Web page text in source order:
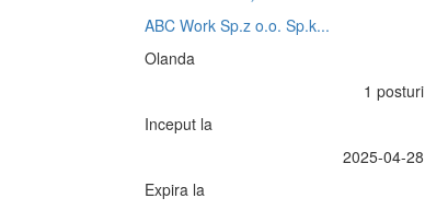
ABC Work Sp.z o.o. Sp.k...
Olanda
1 posturi
Inceput la
2025-04-28
Expira la